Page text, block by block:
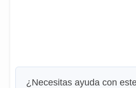
¿Necesitas ayuda con